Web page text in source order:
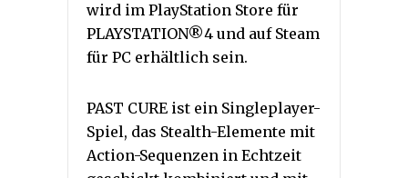
wird im PlayStation Store für
PLAYSTATION®4 und auf Steam
für PC erhältlich sein.
PAST CURE ist ein Singleplayer-
Spiel, das Stealth-Elemente mit
Action-Sequenzen in Echtzeit